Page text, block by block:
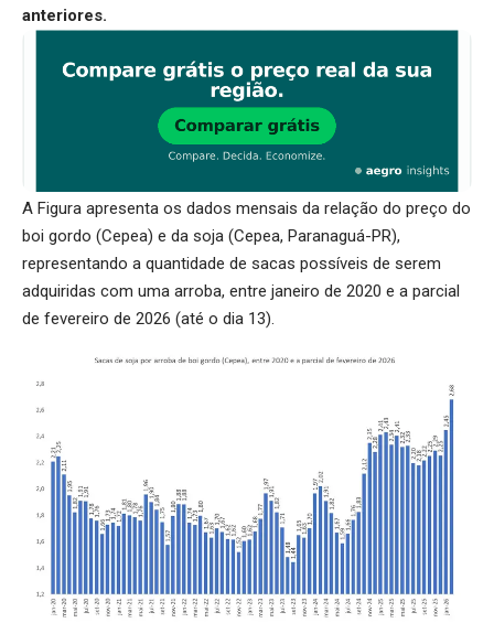
anteriores.
A Figura apresenta os dados mensais da relação do preço do
boi gordo (Cepea) e da soja (Cepea, Paranaguá-PR),
representando a quantidade de sacas possíveis de serem
adquiridas com uma arroba, entre janeiro de 2020 e a parcial
de fevereiro de 2026 (até o dia 13).